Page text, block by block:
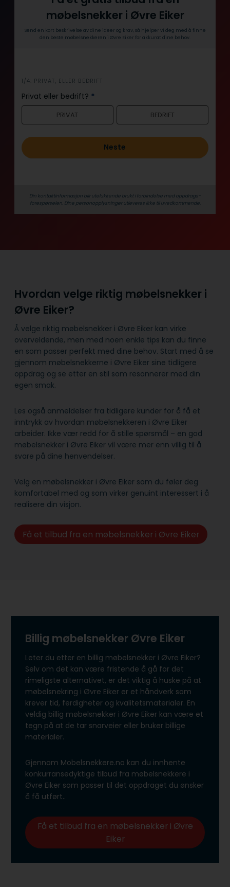
møbelsnekker i Øvre Eiker
Send en kort beskrivelse av dine ideer og krav, så hjelper vi deg med å finne
den beste møbelsnekkeren i Øvre Eiker for akkurat dine behov.
i
n
n
o
d
1/4: PRIVAT, ELLER BEDRIFT
Privat eller bedrift? *
PRIVAT BEDRIFT
Neste
Din kontaktinformasjon blir utelukkende brukt i forbindelse med oppdrags­
forespørselen. Dine person­­opplysninger utleveres ikke til uvedkommende.
Hvordan velge riktig møbelsnekker i
Øvre Eiker?
Å velge riktig møbelsnekker i Øvre Eiker kan virke
overveldende, men med noen enkle tips kan du finne
en som passer perfekt med dine behov. Start med å se
gjennom møbelsnekkerne i Øvre Eiker sine tidligere
oppdrag og se etter en stil som resonnerer med din
egen smak.
Les også anmeldelser fra tidligere kunder for å få et
inntrykk av hvordan møbelsnekkeren i Øvre Eiker
arbeider. Ikke vær redd for å stille spørsmål – en god
møbelsnekker i Øvre Eiker vil være mer enn villig til å
svare på dine henvendelser.
Velg en møbelsnekker i Øvre Eiker som du føler deg
komfortabel med og som virker genuint interessert i å
realisere din visjon.
Få et tilbud fra en møbelsnekker i Øvre Eiker
Billig møbelsnekker Øvre Eiker
Leter du etter en billig møbelsnekker i Øvre Eiker?
Selv om det kan være fristende å gå for det
rimeligste alternativet, er det viktig å huske på at
møbelsnekring i Øvre Eiker er et håndverk som
krever tid, ferdigheter og kvalitetsmaterialer. En
veldig billig møbelsnekker i Øvre Eiker kan være et
tegn på at de tar snarveier eller bruker billige
materialer.
Gjennom Mobelsnekkere.no kan du innhente
konkurransedyktige tilbud fra møbelsnekkere i
Øvre Eiker som passer til det oppdraget du ønsker
å få utført..
Få et tilbud fra en møbelsnekker i Øvre
Eiker